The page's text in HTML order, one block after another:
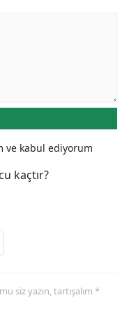
ve kabul ediyorum
kaçtır?
siz yazın, tartışalım *